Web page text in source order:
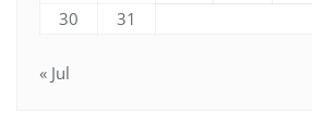
30
31
« Jul